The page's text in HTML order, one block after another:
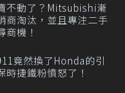
不動了？Mitsubishi漸
商淘汰，並且專注二手
商機！
竟然換了Honda的引
時捷鐵粉憤怒了！